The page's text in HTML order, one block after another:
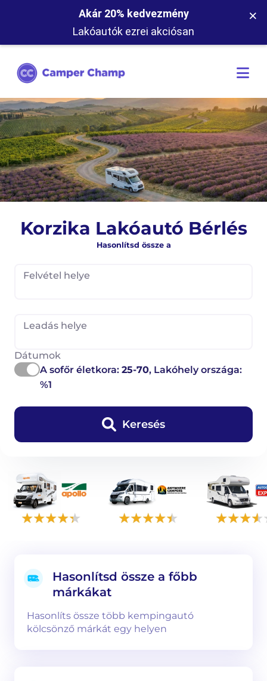
Akár 20% kedvezmény
Lakóautók ezrei akciósan
×
Korzika Lakóautó Bérlés
Hasonlítsd össze a
Felvétel helye
Leadás helye
Dátumok
A sofőr életkora:25-70, Lakóhely országa:
%1
Keresés
Hasonlítsd össze a főbb
márkákat
Hasonlíts össze több kempingautó
kölcsönző márkát egy helyen